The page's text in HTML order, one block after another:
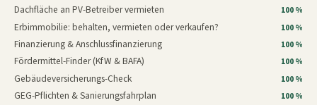
Dachfläche an PV-Betreiber vermieten 100 %
Erbimmobilie: behalten, vermieten oder verkaufen? 100 %
Finanzierung & Anschlussfinanzierung 100 %
Fördermittel-Finder (KfW & BAFA) 100 %
Gebäudeversicherungs-Check 100 %
GEG-Pflichten & Sanierungsfahrplan 100 %